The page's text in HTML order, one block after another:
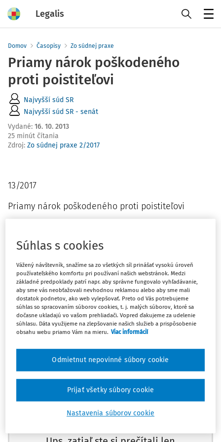
Legalis
Domov Časopisy Zo súdnej praxe
Priamy nárok poškodeného
proti poistiteľovi
Najvyšší súd SR
Najvyšší súd SR - senát
Vydané: 16. 10. 2013
25 minút čítania
Zdroj: Zo súdnej praxe 2/2017
13/2017
Priamy nárok poškodeného proti poistiteľovi
§ 15 ods. 1 zákona č. 381/2001 Z.z. o povinnom zmluvnom
poistení zodpovednosti za škodu spôsobenú prevádzkou
motorového vozidla a o zmene a doplnení niektorých
zákonov
Poškodený je oprávnený uplatniť svoj nárok na náhradu
škody spôsobenú prevádzkou dopravného prostriedku
priamo proti poisťovateľovi (§ 15 ods. 1 zákona č. 381/2001
Z.z. o povinnom zmluvnom poistení zodpovednosti za
škodu spôsobenú prevádzkou motorového vozidla a o
zmene a doplnení niektorých zákonov).
Poisťovateľ vykonávajúci povinné zmluvné poistenie
zodpovednosti za škodu spôsobenú prevádzkou
poškodeného na náhradu škody rovnaké právne
Máte predplatné?
Súhlas s cookies
Vážený návštevník, snažíme sa zo všetkých síl prinášať vysokú úroveň
používateľského komfortu pri používaní našich webstránok. Medzi
základné predpoklady patrí napr. aby správne fungovalo vyhľadávanie,
aby sme vás neobťažovali nevhodnou reklamou alebo aby sme mali
dostatok podnetov, ako web vylepšovať. Preto od Vás potrebujeme
súhlas so spracovaním súborov cookies, t. j. malých súborov, ktoré sa
dočasne ukladajú vo vašom prehliadači. Vopred ďakujeme za udelenie
súhlasu. Dáta využijeme na zlepšovanie našich služieb a prispôsobenie
obsahu webu priamo Vám na mieru. Viac informácií
Nastavenia súborov cookie
Odmietnut nepovinné súbory cookie
Prijať všetky súbory cookie